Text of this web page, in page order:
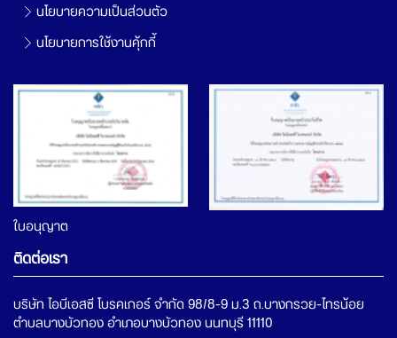
นโยบายความเป็นส่วนตัว
นโยบายการใช้งานคุ้กกี้
ใบอนุญาต
ติดต่อเรา
บริษัท ไอบีเอสซี โบรคเกอร์ จำกัด 98/8-9 ม.3 ถ.บางกรวย-ไทรน้อย